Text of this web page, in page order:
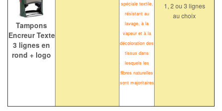
Tampons
Encreur Texte
3 lignes en
rond + logo
spéciale textile,
résistant au
lavage, à la
vapeur et à la
décoloration des
tissus dans
lesquels les
fibres naturelles
sont majoritaires
1, 2 ou 3 lignes
au choix